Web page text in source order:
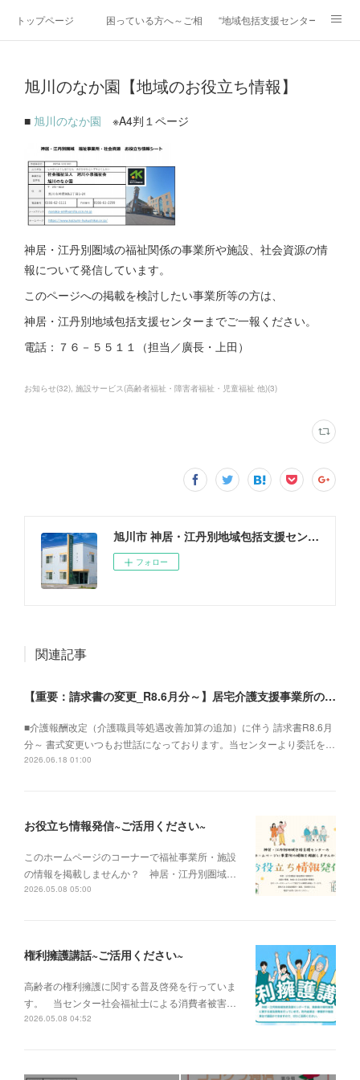
トップページ 困っている方へ～ご相談ください～“地域包括支援センター”って？
旭川のなか園【地域のお役立ち情報】
■ 旭川のなか園 ※A4判１ページ
神居・江丹別圏域の福祉関係の事業所や施設、社会資源の情
報について発信しています。
このページへの掲載を検討したい事業所等の方は、
神居・江丹別地域包括支援センターまでご一報ください。
電話：７６－５５１１（担当／廣長・上田）
お知らせ(32) 施設サービス(高齢者福祉・障害者福祉・児童福祉 他)(3)
旭川市 神居・江丹別地域包括支援センター
フォロー
関連記事
【重要：請求書の変更_R8.6月分～】居宅介護支援事業所の皆様へ
■介護報酬改定（介護職員等処遇改善加算の追加）に伴う 請求書R8.6月
分～ 書式変更いつもお世話になっております。当センターより委託を…
2026.06.18 01:00
お役立ち情報発信~ご活用ください~
このホームページのコーナーで福祉事業所・施設
の情報を掲載しませんか？ 神居・江丹別圏域…
2026.05.08 05:00
権利擁護講話~ご活用ください~
高齢者の権利擁護に関する普及啓発を行っていま
す。 当センター社会福祉士による消費者被害…
2026.05.08 04:52